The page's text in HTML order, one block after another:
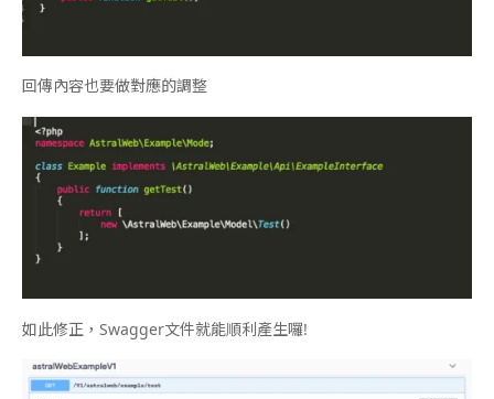
回傳內容也要做對應的調整
如此修正，Swagger文件就能順利產生囉!